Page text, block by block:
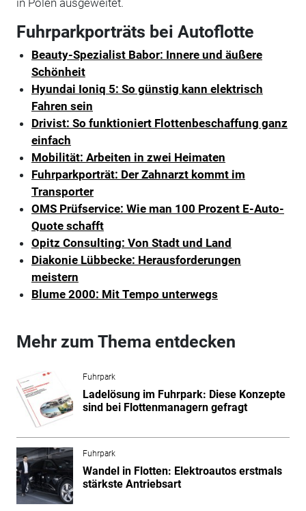
Fuhrparkporträts bei Autoflotte
Beauty-Spezialist Babor: Innere und äußere
Schönheit
Hyundai Ioniq 5: So günstig kann elektrisch
Fahren sein
Drivist: So funktioniert Flottenbeschaffung ganz
einfach
Mobilität: Arbeiten in zwei Heimaten
Fuhrparkporträt: Der Zahnarzt kommt im
Transporter
OMS Prüfservice: Wie man 100 Prozent E-Auto-
Quote schafft
Opitz Consulting: Von Stadt und Land
Diakonie Lübbecke: Herausforderungen
meistern
Blume 2000: Mit Tempo unterwegs
Mehr zum Thema entdecken
Fuhrpark
Ladelösung im Fuhrpark: Diese Konzepte
sind bei Flottenmanagern gefragt
Fuhrpark
Wandel in Flotten: Elektroautos erstmals
stärkste Antriebsart